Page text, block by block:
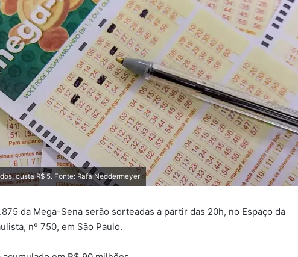
custa R$ 5. Fonte: Rafa Neddermeyer
da Mega-Sena serão sorteadas a partir das 20h, no Espaço da
nº 750, em São Paulo.